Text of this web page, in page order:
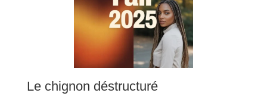
Le chignon déstructuré